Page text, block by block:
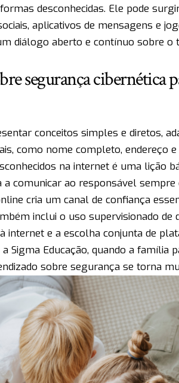
desconhecidas. Ele pode
aplicativos de mensagens e
diálogo aberto e contínuo sobre o
segurança cibernética
conceitos simples e diretos,
como nome completo, endereço
na internet é uma lição
a comunicar ao responsável
cria um canal de confiança
inclui o uso supervisionado de
internet e a escolha conjunta de
Sigma Educação, quando a família
sobre segurança se torna